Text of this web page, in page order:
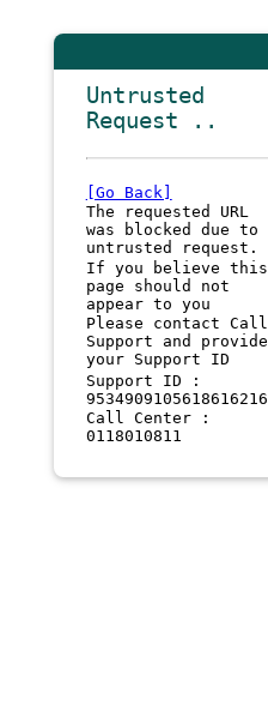
Untrusted
Request ..
[Go Back]
The requested URL
was blocked due to
untrusted request.
If you believe this
page should not
appear to you
Please contact Call
Support and provide
your Support ID
Support ID :
9534909105618616216
Call Center :
0118010811